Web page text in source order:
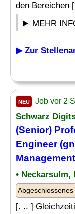
den Bereichen
MEHR
▶ Zur
NEU Job vor 2
Schwarz
(Senior)
Engineer
• Neckarsulm,
Abgeschlossenes
[. .. ]